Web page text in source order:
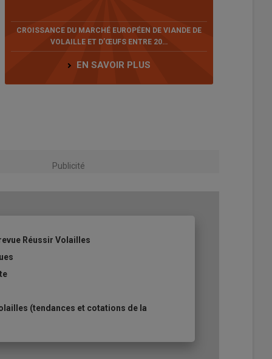
CROISSANCE DU MARCHÉ EUROPÉEN DE VIANDE DE
VOLAILLE ET D’ŒUFS ENTRE 20…
EN SAVOIR PLUS
Publicité
Réussir Volailles
(tendances et cotations de la